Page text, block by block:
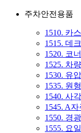
주차안전용품
1510. 카
1515. 데
1520. 코
1525. 차
1530. 유
1535. 원
1540. 사
1545. A자
1550. 경
1555. 요